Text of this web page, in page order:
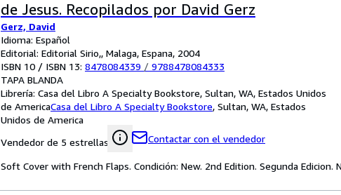
de Jesus. Recopilados por David Gerz
Gerz, David
Idioma: Español
Editorial: Editorial Sirio,, Malaga, Espana, 2004
ISBN 10 / ISBN 13: 8478084339 / 9788478084333
TAPA BLANDA
Librería: Casa del Libro A Specialty Bookstore, Sultan, WA, Estados Unidos
de AmericaCasa del Libro A Specialty Bookstore, Sultan, WA, Estados
Unidos de America
Vendedor de 5 estrellas
Contactar con el vendedor
Soft Cover with French Flaps. Condición: New. 2nd Edition. Segunda Edicion.